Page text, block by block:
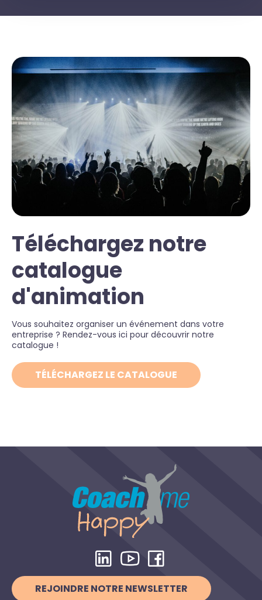
Téléchargez notre
catalogue
d'animation
Vous souhaitez organiser un événement dans votre
entreprise ? Rendez-vous ici pour découvrir notre
catalogue !
TÉLÉCHARGEZ LE CATALOGUE
REJOINDRE NOTRE NEWSLETTER